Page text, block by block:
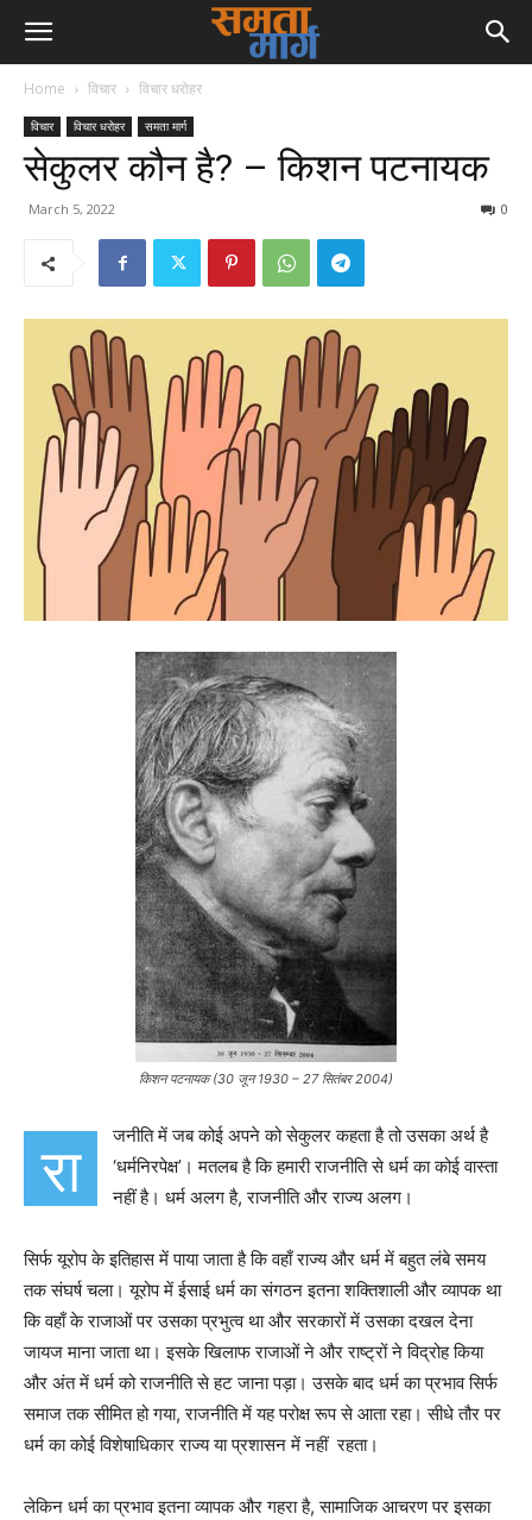
Home विचार विचार धरोहर
विचार विचार धरोहर समता मार्ग
सेकुलर कौन है? – किशन पटनायक
March 5, 2022 0
किशन पटनायक (30 जून 1930 – 27 सितंबर 2004)
रा
जनीति में जब कोई अपने को सेकुलर कहता है तो उसका अर्थ है
‘धर्मनिरपेक्ष’ । मतलब है कि हमारी राजनीति से धर्म का कोई वास्ता
नहीं है। धर्म अलग है, राजनीति और राज्य अलग।
सिर्फ यूरोप के इतिहास में पाया जाता है कि वहाँ राज्य और धर्म में बहुत लंबे समय
तक संघर्ष चला। यूरोप में ईसाई धर्म का संगठन इतना शक्तिशाली और व्यापक था
कि वहाँ के राजाओं पर उसका प्रभुत्व था और सरकारों में उसका दखल देना
जायज माना जाता था। इसके खिलाफ राजाओं ने और राष्ट्रों ने विद्रोह किया
और अंत में धर्म को राजनीति से हट जाना पड़ा। उसके बाद धर्म का प्रभाव सिर्फ
समाज तक सीमित हो गया, राजनीति में यह परोक्ष रूप से आता रहा। सीधे तौर पर
धर्म का कोई विशेषाधिकार राज्य या प्रशासन में नहीं रहता।
लेकिन धर्म का प्रभाव इतना व्यापक और गहरा है, सामाजिक आचरण पर इसका